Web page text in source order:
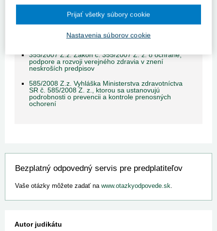
Súvisiace zákony
355/2007 Z.z. Zákon č. 355/2007 Z. z. o ochrane,
podpore a rozvoji verejného zdravia v znení
neskroších predpisov
585/2008 Z.z. Vyhláška Ministerstva zdravotníctva
SR č. 585/2008 Z. z., ktorou sa ustanovujú
podrobnosti o prevencii a kontrole prenosných
ochorení
Bezplatný odpovedný servis pre predplatiteľov
Vaše otázky môžete zadať na www.otazkyodpovede.sk.
Autor judikátu
Nastavenia súborov cookie
Prijať všetky súbory cookie